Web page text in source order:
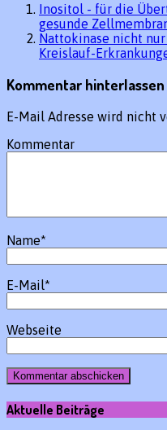
Inositol - für die
gesunde
Nattokinase nicht
Kreislauf-
Kommentar hinterlassen
E-Mail Adresse wird nicht
Kommentar
Name*
E-Mail*
Webseite
Aktuelle Beiträge